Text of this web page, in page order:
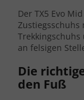
Der TX5 Evo
Zustiegsschuhs
an felsigen
Die
den Fuß